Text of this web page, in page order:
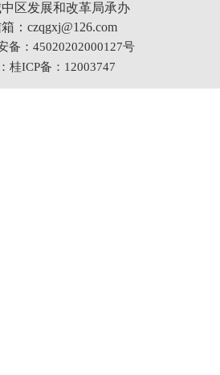
区发展和改革局承办
：czqgxj@126.com
备：45020202000127号
桂ICP备：12003747